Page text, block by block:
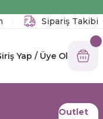
Sipariş Takibi
Yap / Üye Ol
Outlet